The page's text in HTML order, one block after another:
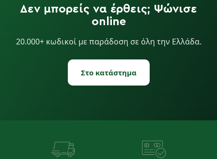
BISETTI PINTI INOX
Δεν μπορείς να έρθεις; Ψώνισε
online
20.000+ κωδικοί με παράδοση σε όλη την Ελλάδα.
Στο κατάστημα